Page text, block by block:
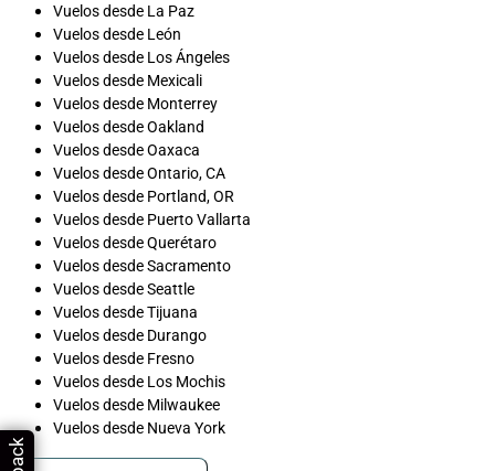
Vuelos desde La Paz
Vuelos desde León
Vuelos desde Los Ángeles
Vuelos desde Mexicali
Vuelos desde Monterrey
Vuelos desde Oakland
Vuelos desde Oaxaca
Vuelos desde Ontario, CA
Vuelos desde Portland, OR
Vuelos desde Puerto Vallarta
Vuelos desde Querétaro
Vuelos desde Sacramento
Vuelos desde Seattle
Vuelos desde Tijuana
Vuelos desde Durango
Vuelos desde Fresno
Vuelos desde Los Mochis
Vuelos desde Milwaukee
Vuelos desde Nueva York